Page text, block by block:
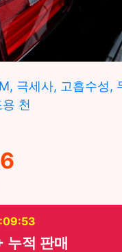
극세사, 고흡수성,
천
누적 판매